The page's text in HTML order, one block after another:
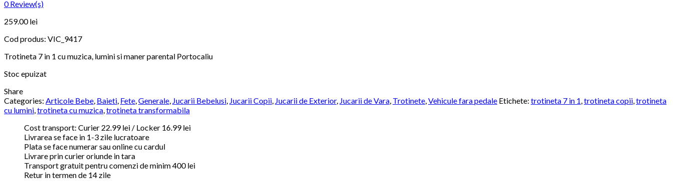
0Review(s)
259.00lei
Cod produs: VIC_9417
Trotineta 7 in 1 cu muzica, lumini si maner parental Portocaliu
Stoc epuizat
Share
Categories: Articole Bebe, Baieti, Fete,Generale, Jucarii Bebelusi, Jucarii Copii, Jucarii de Exterior, Jucarii de Vara, Trotinete,Vehicule fara pedale Etichete: trotineta 7 in 1,trotineta copii,trotineta
cu lumini,trotineta cu muzica,trotineta transformabila
Cost transport: Curier 22.99 lei / Locker 16.99 lei
Livrarea se face in 1-3 zile lucratoare
Plata se face numerar sau online cu cardul
Livrare prin curier oriunde in tara
Transport gratuit pentru comenzi de minim 400 lei
Retur in termen de 14 zile